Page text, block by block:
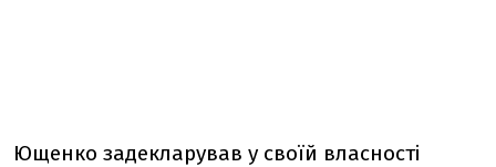
Ющенко задекларував у своїй власності